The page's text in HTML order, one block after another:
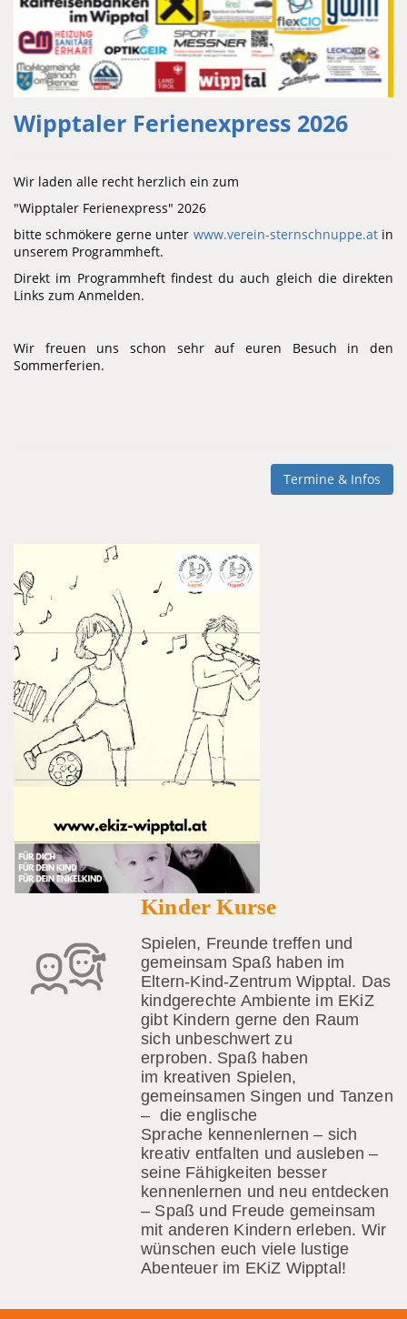
Wipptaler Ferienexpress 2026
Wir laden alle recht herzlich ein zum
"Wipptaler Ferienexpress" 2026
bitte schmökere gerne unter www.verein-sternschnuppe.atin
unserem Programmheft.
Direkt im Programmheft findest du auch gleich die direkten
Links zum Anmelden.
Wir freuen uns schon sehr auf euren Besuch in den
Sommerferien.
Termine & Infos
Kinder Kurse
Spielen, Freunde treffen und
gemeinsam Spaß haben im
Eltern-Kind-Zentrum Wipptal. Das
kindgerechte Ambiente im EKiZ
gibt Kindern gerne den Raum
sich unbeschwert zu
erproben. Spaß haben
im kreativen Spielen,
gemeinsamen Singen und Tanzen
– die englische
Sprache kennenlernen – sich
kreativ entfalten und ausleben –
seine Fähigkeiten besser
kennenlernen und neu entdecken
– Spaß und Freude gemeinsam
mit anderen Kindern erleben. Wir
wünschen euch viele lustige
Abenteuer im EKiZ Wipptal!